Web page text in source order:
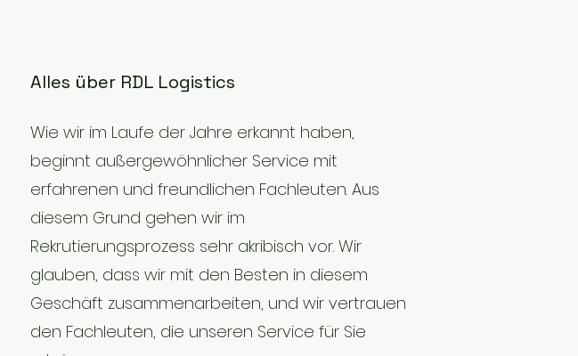
Alles über RDL Logistics
Wie wir im Laufe der Jahre erkannt haben,
beginnt außergewöhnlicher Service mit
erfahrenen und freundlichen Fachleuten. Aus
diesem Grund gehen wir im
Rekrutierungsprozess sehr akribisch vor. Wir
glauben, dass wir mit den Besten in diesem
Geschäft zusammenarbeiten, und wir vertrauen
den Fachleuten, die unseren Service für Sie